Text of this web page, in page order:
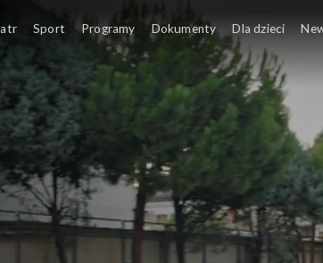
Sport Programy Dokumenty Dla dzieci